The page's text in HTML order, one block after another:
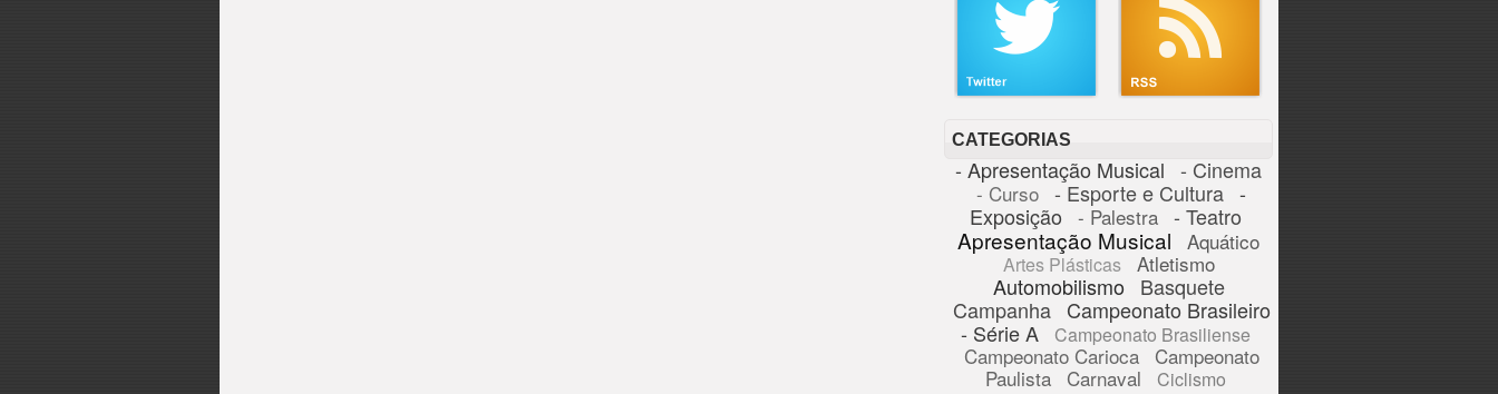
CATEGORIAS
- Apresentação Musical - Cinema
- Curso - Esporte e Cultura -
Exposição - Palestra - Teatro
Apresentação Musical Aquático
Artes Plásticas Atletismo
Automobilismo
Basquete
Campanha Campeonato Brasileiro
- Série A
Campeonato Brasiliense
Campeonato Carioca
Campeonato
Paulista Carnaval Ciclismo